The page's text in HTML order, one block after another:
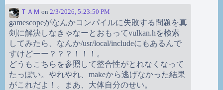
ＴＡＭ on 2/3/2026, 5:23:50 PM
gamescopeがなんかコンパイルに失敗する問題を真
剣に解決しなきゃなーとおもってvulkan.hを検索
してみたら、なんか/usr/local/includeにもあるんで
すけどーー？？？！！！。
どうもこちらを参照して整合性がとれなくなって
たっぽい。やれやれ、makeから逃げなかった結果
がこれだよ！。まあ、大体自分のせい。